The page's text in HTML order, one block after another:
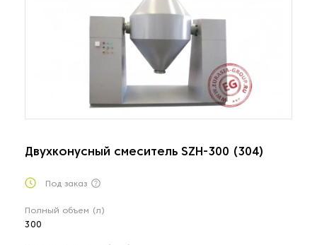
Двухконусный смеситель SZH-300 (304)
Под заказ
Полный объем (л)
300